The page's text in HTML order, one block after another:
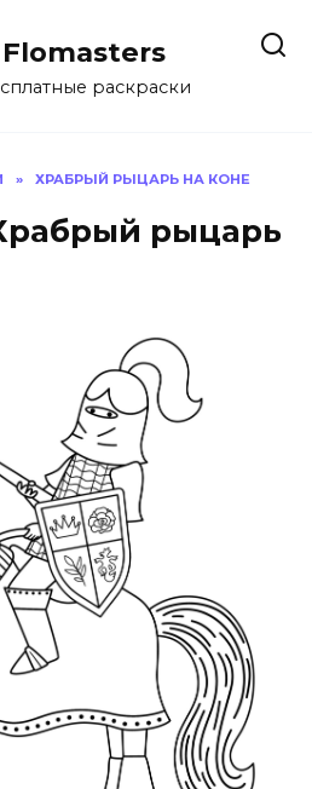
Flomasters
раскраски
» ХРАБРЫЙ РЫЦАРЬ НА КОНЕ
рыцарь